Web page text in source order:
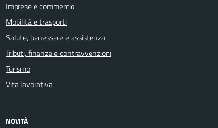
Imprese e commercio
Mobilità e trasporti
Salute, benessere e assistenza
Tributi, finanze e contravvenzioni
Turismo
Vita lavorativa
NOVITÀ